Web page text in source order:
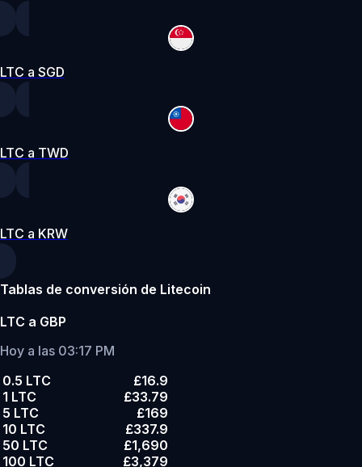
LTC a SGD
LTC a TWD
LTC a KRW
Tablas de conversión de Litecoin
LTC a GBP
Hoy a las 03:17 PM
0.5 LTC
£16.9
1 LTC
£33.79
5 LTC
£169
10 LTC
£337.9
50 LTC
£1,690
100 LTC
£3,379